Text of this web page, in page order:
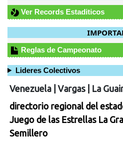
Ver Records Estaditicos
Reglas de Campeonato
Lideres Colectivos
Venezuela Vargas
La
directorio regional del
Juego de las Estrellas La
Semillero